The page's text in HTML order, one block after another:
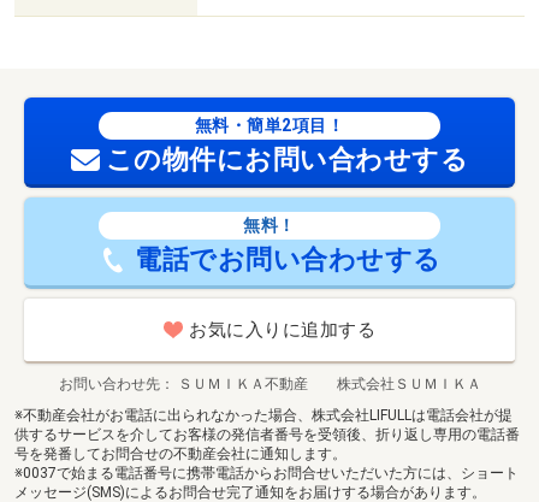
無料・簡単2項目！
この物件にお問い合わせする
無料！
電話でお問い合わせする
お気に入りに追加する
お問い合わせ先
ＳＵＭＩＫＡ不動産 株式会社ＳＵＭＩＫＡ
※不動産会社がお電話に出られなかった場合、株式会社LIFULLは電話会社が提
供するサービスを介してお客様の発信者番号を受領後、折り返し専用の電話番
号を発番してお問合せの不動産会社に通知します。
※0037で始まる電話番号に携帯電話からお問合せいただいた方には、ショート
メッセージ(SMS)によるお問合せ完了通知をお届けする場合があります。